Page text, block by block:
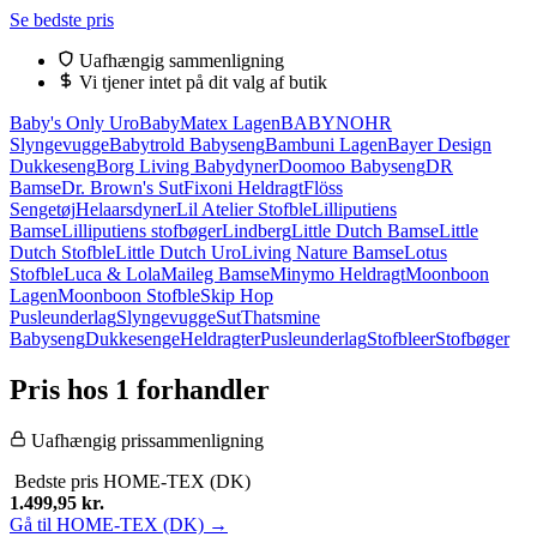
pris
3.599,95 kr..1.499,95 kr..
Se bedste pris
Uafhængig sammenligning
Vi tjener intet på dit valg af butik
Baby's Only UroBabyMatex LagenBABYNOHR
SlyngevuggeBabytrold BabysengBambuni LagenBayer Design
DukkesengBorg Living BabydynerDoomoo BabysengDR
BamseDr. Brown's SutFixoni HeldragtFlöss
SengetøjHelaarsdynerLil Atelier StofbleLilliputiens
BamseLilliputiens stofbøgerLindbergLittle Dutch BamseLittle
Dutch StofbleLittle Dutch UroLiving Nature BamseLotus
StofbleLuca & LolaMaileg BamseMinymo HeldragtMoonboon
LagenMoonboon StofbleSkip Hop
PusleunderlagSlyngevuggeSutThatsmine
BabysengDukkesengeHeldragterPusleunderlagStofbleerStofbøger
Pris hos 1 forhandler
Uafhængig prissammenligning
Bedste pris HOME-TEX (DK)
1.499,95 kr.
Gå til HOME-TEX (DK) →